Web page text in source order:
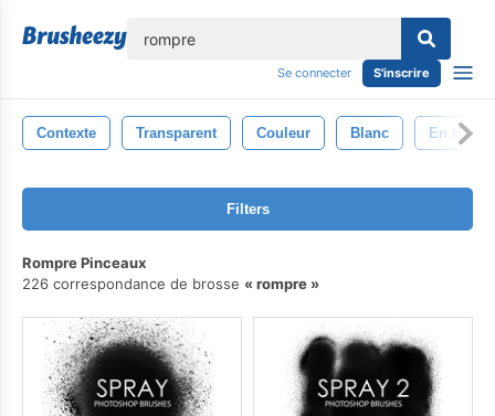
Se connecter S'inscrire
Contexte Transparent Couleur Blanc En Haut
Filters
Rompre Pinceaux
226 correspondance de brosse
rompre